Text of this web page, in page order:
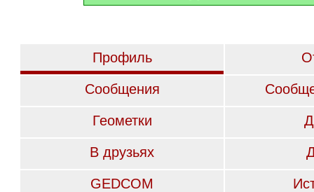
Профиль
Сообщения
Геометки
В друзьях
GEDCOM